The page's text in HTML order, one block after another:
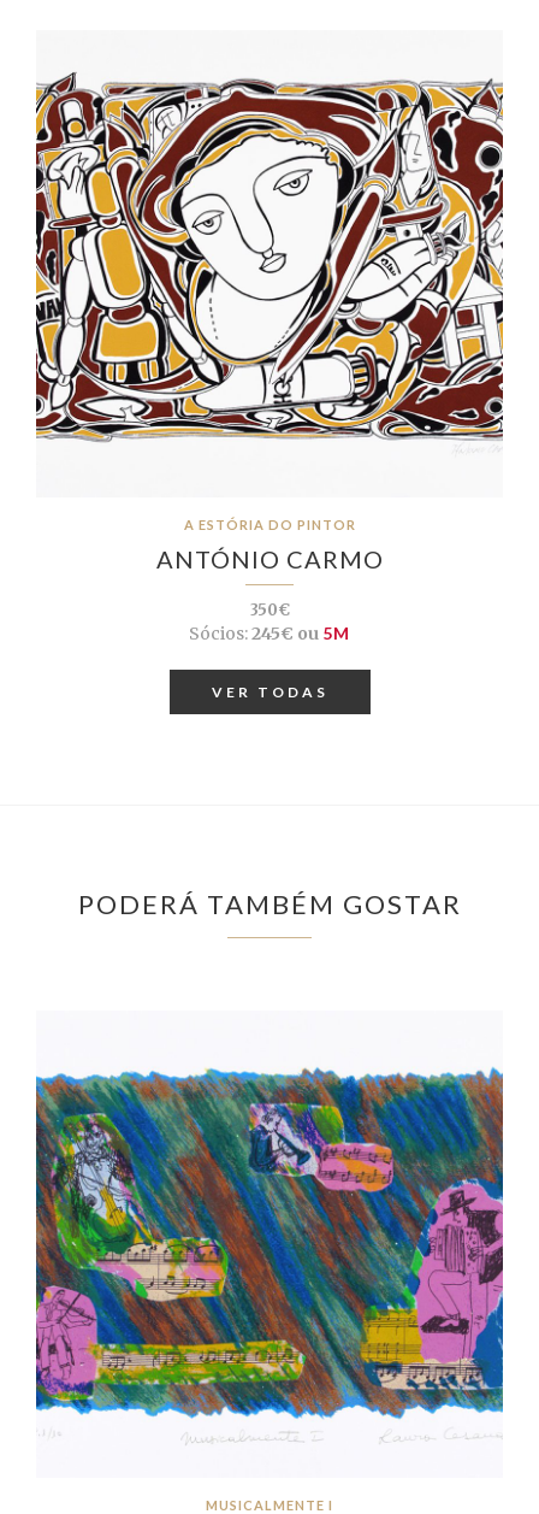
A ESTÓRIA DO PINTOR
ANTÓNIO CARMO
350€
Sócios:245€ ou 5M
VER TODAS
PODERÁ TAMBÉM GOSTAR
MUSICALMENTE I